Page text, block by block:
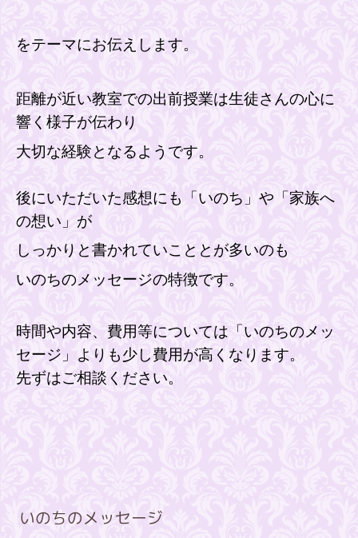
をテーマにお伝えします。
距離が近い教室での出前授業は生徒さんの心に
響く様子が伝わり
大切な経験となるようです。
後にいただいた感想にも「いのち」や「家族へ
の想い」が
しっかりと書かれていこととが多いのも
いのちのメッセージの特徴です。
時間や内容、費用等については「いのちのメッ
セージ」よりも少し費用が高くなります。
先ずはご相談ください。
いのちのメッセージ